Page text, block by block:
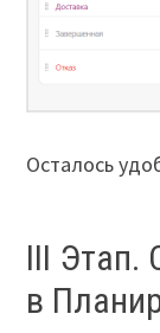
Осталось
III Этап.
в